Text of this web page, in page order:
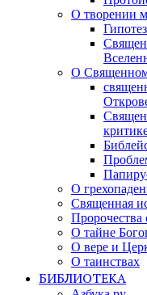
О творении
О
О
Священная
О тайне
О вере и
О таинствах
БИБЛИОТЕКА